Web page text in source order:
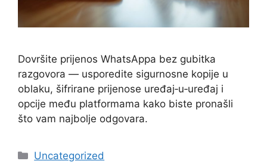
Dovršite prijenos WhatsAppa bez gubitka
razgovora — usporedite sigurnosne kopije u
oblaku, šifrirane prijenose uređaj‑u‑uređaj i
opcije među platformama kako biste pronašli
što vam najbolje odgovara.
Kategorije
Uncategorized